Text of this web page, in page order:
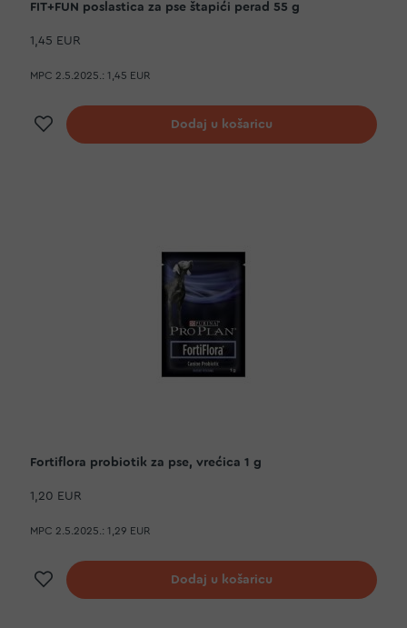
FIT+FUN poslastica za pse štapići perad 55 g
1,45 EUR
MPC 2.5.2025.: 1,45 EUR
Dodaj na listu želja
Dodaj u košaricu
Fortiflora probiotik za pse, vrećica 1 g
1,20 EUR
MPC 2.5.2025.: 1,29 EUR
Dodaj na listu želja
Dodaj u košaricu